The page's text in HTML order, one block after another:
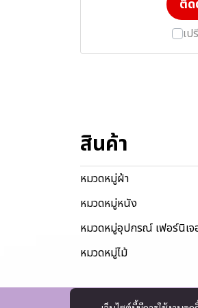
ติด
เป
สินค้า
หมวดหมู่ผ้า
หมวดหมู่หนัง
หมวดหมู่อุปกรณ์ เฟอร์นิเจ
หมวดหมู่ไม้